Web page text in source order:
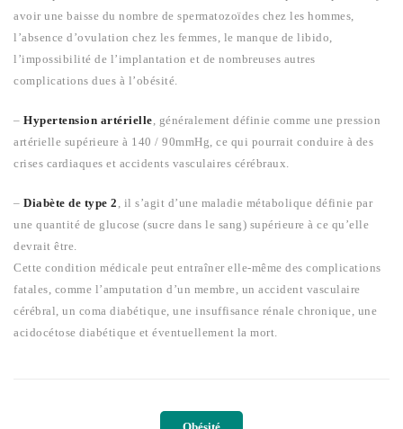
avoir une baisse du nombre de spermatozoïdes chez les hommes,
l’absence d’ovulation chez les femmes, le manque de libido,
l’impossibilité de l’implantation et de nombreuses autres
complications dues à l’obésité.
– Hypertension artérielle, généralement définie comme une pression
artérielle supérieure à 140 / 90mmHg, ce qui pourrait conduire à des
crises cardiaques et accidents vasculaires cérébraux.
– Diabète de type 2 , il s’agit d’une maladie métabolique définie par
une quantité de glucose (sucre dans le sang) supérieure à ce qu’elle
devrait être.
Cette condition médicale peut entraîner elle-même des complications
fatales, comme l’amputation d’un membre, un accident vasculaire
cérébral, un coma diabétique, une insuffisance rénale chronique, une
acidocétose diabétique et éventuellement la mort.